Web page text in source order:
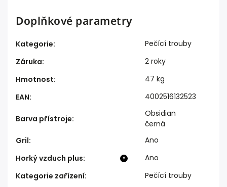
Doplňkové parametry
Kategorie:
Pečící trouby
Záruka:
2 roky
Hmotnost:
47 kg
EAN: 4002516132523
Barva přístroje:
Obsidian
černá
Gril: Ano
?
Horký vzduch plus:
Ano
Kategorie zařízení: Pečící trouby